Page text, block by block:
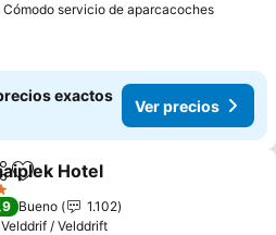
Cómodo servicio de aparcacochesVer
exactos
Ver precios
Agregar a favoritos
Hotel
Bueno
1.102
Velddrif / Velddrift